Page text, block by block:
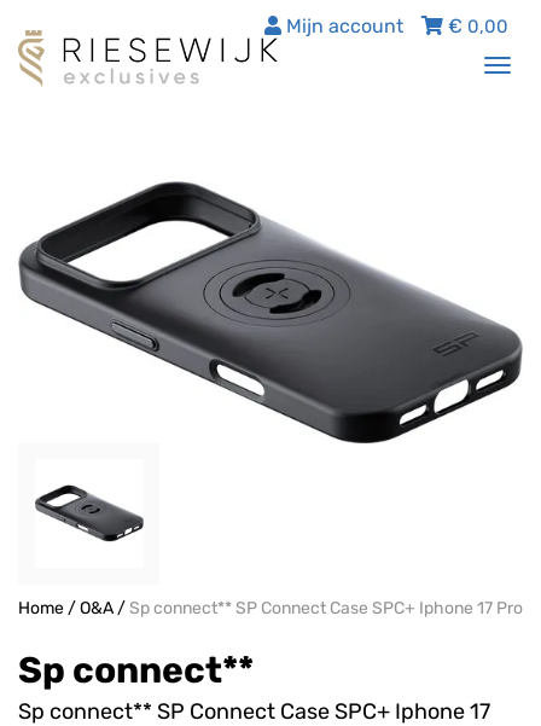
€ 0,00
Mijn account
Home/O&A/Sp connect** SP Connect Case SPC+ Iphone 17 Pro
Sp connect**
Sp connect** SP Connect Case SPC+ Iphone 17